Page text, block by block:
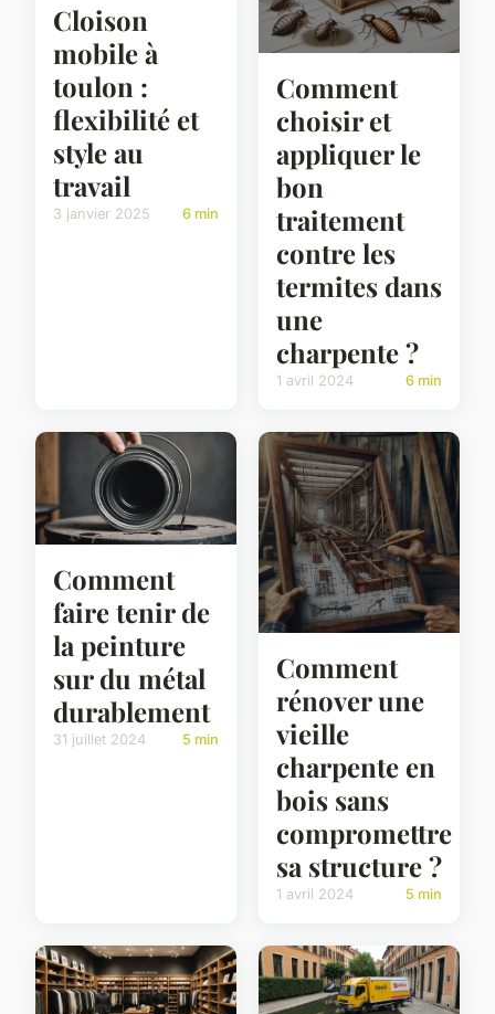
Cloison
mobile à
toulon :
flexibilité et
style au
travail
3 janvier 2025 6 min
Comment
choisir et
appliquer le
bon
traitement
contre les
termites dans
une
charpente ?
1 avril 2024 6 min
Comment
faire tenir de
la peinture
sur du métal
durablement
31 juillet 2024 5 min
Comment
rénover une
vieille
charpente en
bois sans
compromettre
sa structure ?
1 avril 2024 5 min